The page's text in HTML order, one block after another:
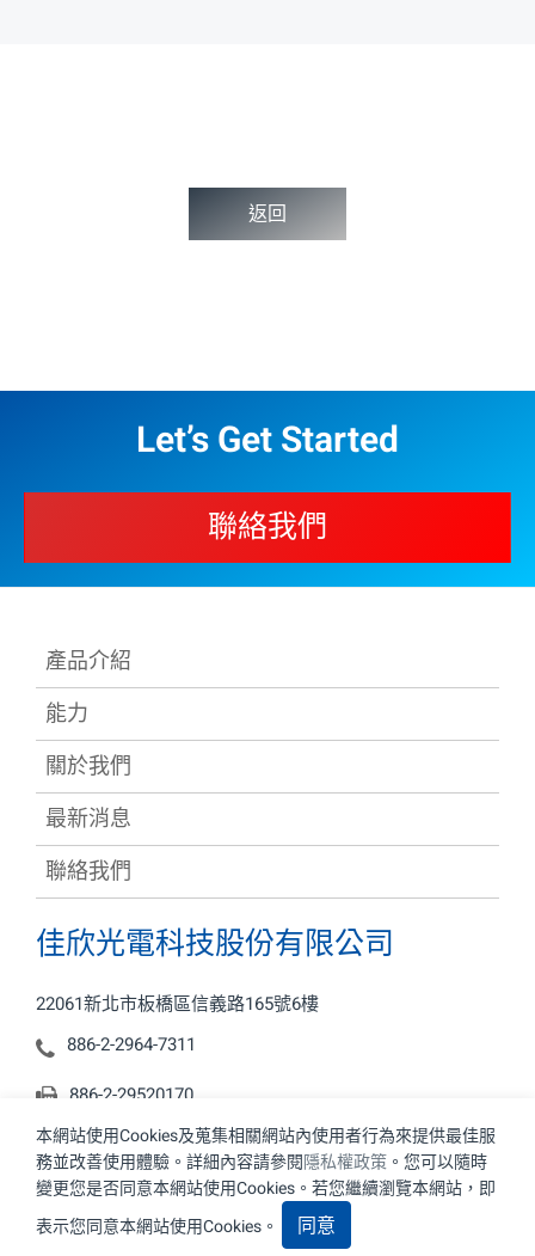
返回
Let’s Get Started
聯絡我們
產品介紹
能力
關於我們
最新消息
聯絡我們
佳欣光電科技股份有限公司
22061新北市板橋區信義路165號6樓
886-2-2964-7311
886-2-29520170
sales@justtop.com.tw
本網站使用Cookies及蒐集相關網站內使用者行為來提供最佳服
務並改善使用體驗。詳細內容請參閱隱私權政策 。您可以隨時
變更您是否同意本網站使用Cookies。若您繼續瀏覽本網站，即
表示您同意本網站使用Cookies。
同意